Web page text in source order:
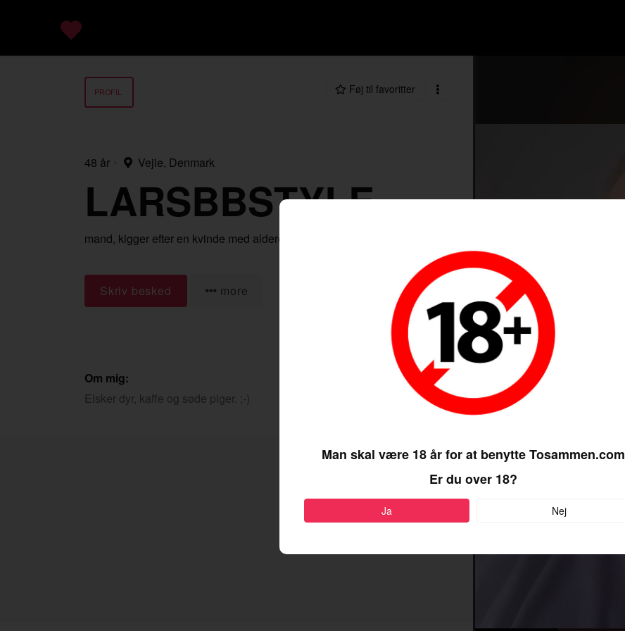
PROFIL Føj til favoritter
48 år Vejle, Denmark
LARSBBSTYLE
mand, kigger efter en kvinde med alderen 18-35
Skriv besked more
Om mig:
Elsker dyr, kaffe og søde piger. ;-)
Man skal være 18 år for at benytte Tosammen.com
Er du over 18?
Ja Nej